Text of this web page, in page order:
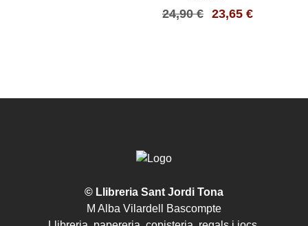
24,90€ 23,65 €
© Llibreria Sant Jordi Tona
M Alba Vilardell Bascompte